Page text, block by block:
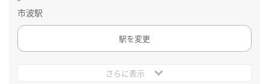
市波駅
駅を変更
さらに表示